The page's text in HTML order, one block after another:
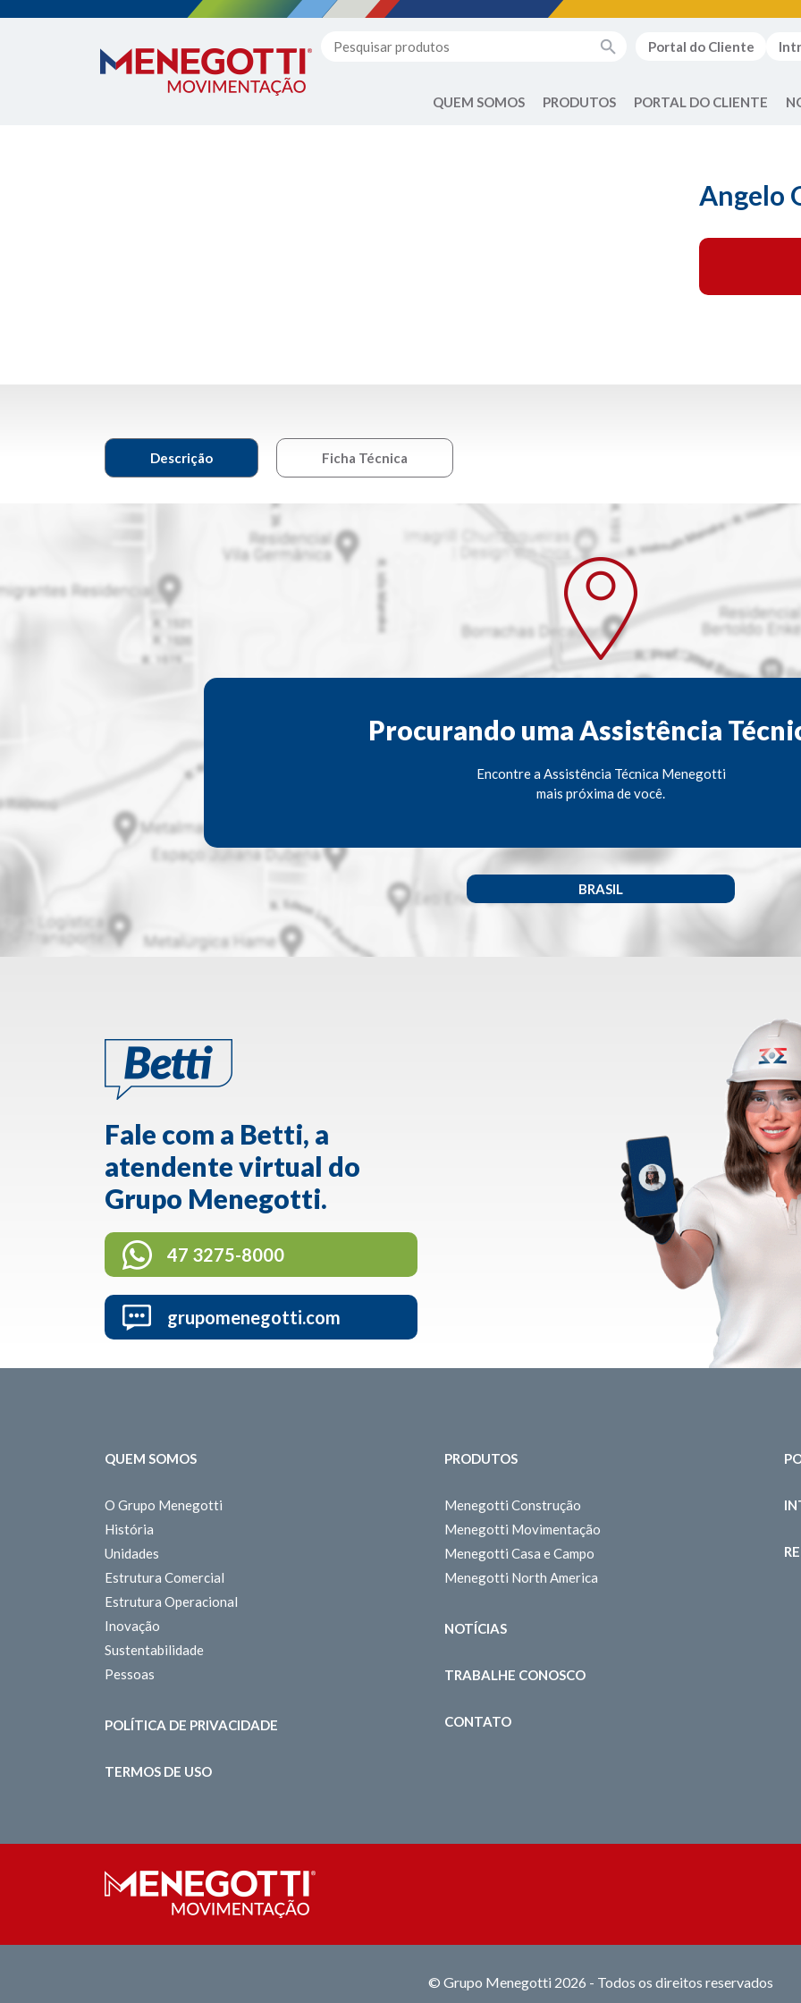
Portal do Cliente
QUEM SOMOS PRODUTOS PORTAL DO CLIENTE
Angelo
Descrição Ficha Técnica
Procurando uma Assistência
Encontre a Assistência Técnica Menegotti
mais próxima de você.
BRASIL
Fale com a Betti, a
atendente virtual do
Grupo Menegotti.
47 3275-8000
grupomenegotti.com
QUEM SOMOS
O Grupo Menegotti
História
Unidades
Estrutura Comercial
Estrutura Operacional
Inovação
Sustentabilidade
Pessoas
POLÍTICA DE PRIVACIDADE
TERMOS DE USO
PRODUTOS
Menegotti Construção
Menegotti Movimentação
Menegotti Casa e Campo
Menegotti North America
NOTÍCIAS
TRABALHE CONOSCO
CONTATO
© Grupo Menegotti 2026 - Todos os direitos reservados